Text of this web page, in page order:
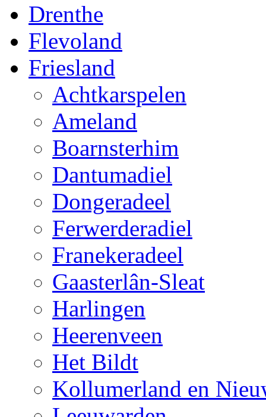
Drenthe
Flevoland
Friesland
Achtkarspelen
Ameland
Boarnsterhim
Dantumadiel
Dongeradeel
Ferwerderadiel
Franekeradeel
Gaasterlân-Sleat
Harlingen
Heerenveen
Het Bildt
Kollumerland en